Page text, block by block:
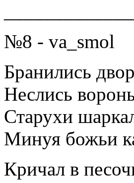
№8 - va_smol
Бранились
Неслись
Старухи
Минуя божьи
Кричал в